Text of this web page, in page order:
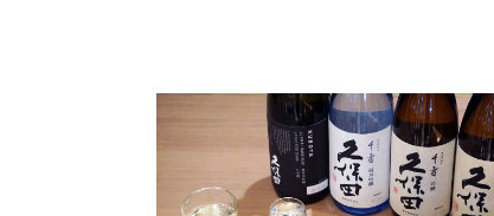
でも楽しめるアレンジレシピを5つご紹介
ひ、日本酒の新しい魅力に触れてみてくだ